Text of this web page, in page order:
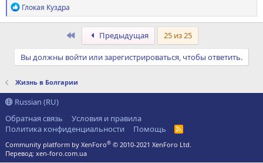
Р
е
а
и
и
Глокая Куздра
ПервыйПредыдущая 25 из 25
Вы должны войти или зарегистрироваться, чтобы ответить.
Жизнь в Болгарии
Russian (RU)
Обратная связь
Условия и правила
Политика конфиденциальности
Помощь
R
S
Community platform by XenForo® © 2010-2021 XenForo Ltd.
Перевод: xen-foro.com.ua